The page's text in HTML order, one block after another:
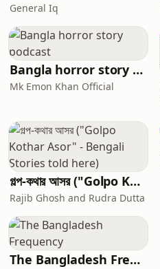
General Iq
Bangla horror story podcast
Mk Emon Khan Official
গল্প-কথার আসর ("Golpo Kothar Asor" - Bengali Stories told here)
Rajib Ghosh and Rudra Dutta
The Bangladesh Frequency